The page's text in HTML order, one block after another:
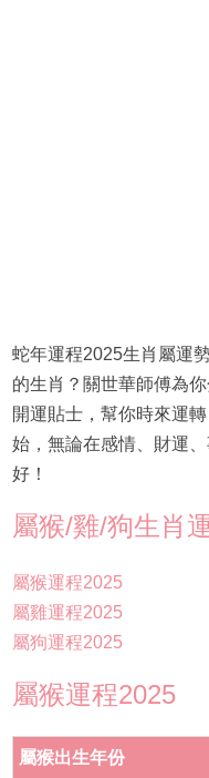
蛇年運程2025生肖屬運
的生肖？關世華師傅為
開運貼士，幫你時來運
始，無論在感情、財運
好！
屬猴/雞/狗生肖
屬猴運程2025
屬雞運程2025
屬狗運程2025
屬猴運程2025
屬猴出生年份